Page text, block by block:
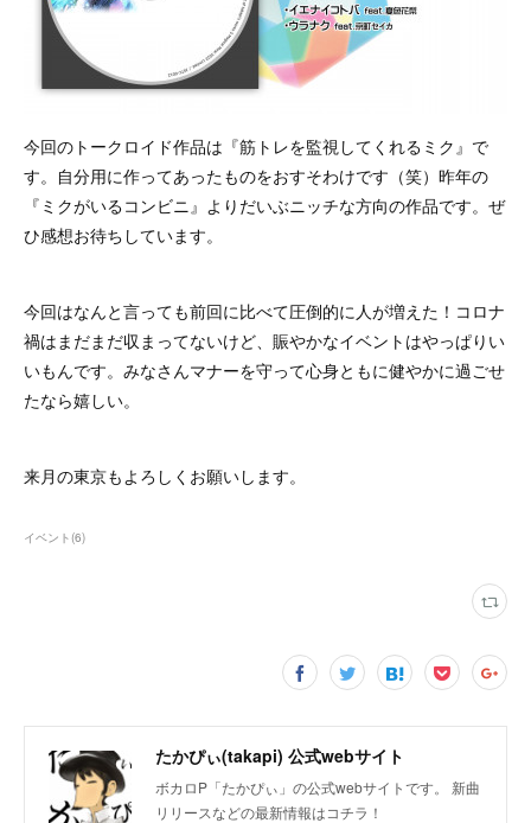
今回のトークロイド作品は『筋トレを監視してくれるミク』で
す。自分用に作ってあったものをおすそわけです（笑）昨年の
『ミクがいるコンビニ』よりだいぶニッチな方向の作品です。ぜ
ひ感想お待ちしています。
今回はなんと言っても前回に比べて圧倒的に人が増えた！コロナ
禍はまだまだ収まってないけど、賑やかなイベントはやっぱりい
いもんです。みなさんマナーを守って心身ともに健やかに過ごせ
たなら嬉しい。
来月の東京もよろしくお願いします。
イベント(6)
たかぴぃ(takapi) 公式webサイト
ボカロP「たかぴぃ」の公式webサイトです。 新曲
リリースなどの最新情報はコチラ！